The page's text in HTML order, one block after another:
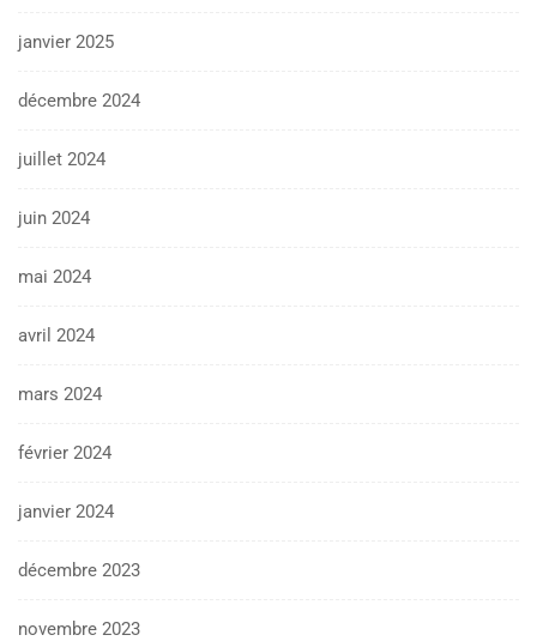
janvier 2025
décembre 2024
juillet 2024
juin 2024
mai 2024
avril 2024
mars 2024
février 2024
janvier 2024
décembre 2023
novembre 2023